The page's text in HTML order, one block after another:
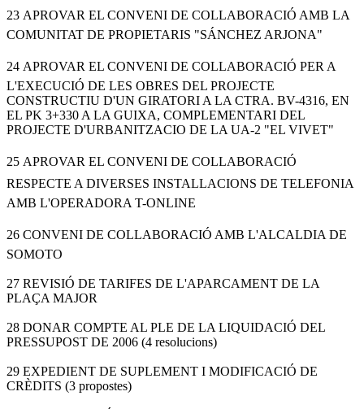
23 APROVAR EL CONVENI DE COLLABORACIÓ AMB LA
COMUNITAT DE PROPIETARIS "SÁNCHEZ ARJONA"
24 APROVAR EL CONVENI DE COLLABORACIÓ PER A
L'EXECUCIÓ DE LES OBRES DEL PROJECTE
CONSTRUCTIU D'UN GIRATORI A LA CTRA. BV-4316, EN
EL PK 3+330 A LA GUIXA, COMPLEMENTARI DEL
PROJECTE D'URBANITZACIO DE LA UA-2 "EL VIVET"
25 APROVAR EL CONVENI DE COLLABORACIÓ
RESPECTE A DIVERSES INSTALLACIONS DE TELEFONIA
AMB L'OPERADORA T-ONLINE
26 CONVENI DE COLLABORACIÓ AMB L'ALCALDIA DE
SOMOTO
27 REVISIÓ DE TARIFES DE L'APARCAMENT DE LA
PLAÇA MAJOR
28 DONAR COMPTE AL PLE DE LA LIQUIDACIÓ DEL
PRESSUPOST DE 2006 (4 resolucions)
29 EXPEDIENT DE SUPLEMENT I MODIFICACIÓ DE
CRÈDITS (3 propostes)